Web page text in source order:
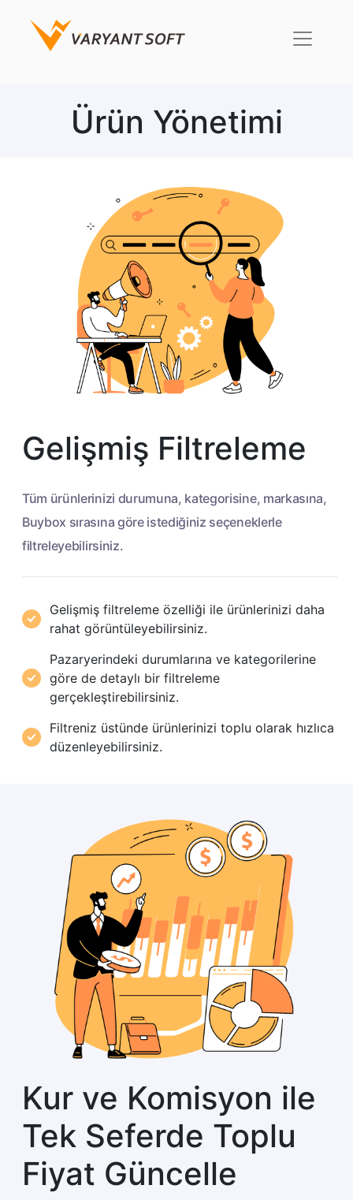
Ürün Yönetimi
Gelişmiş Filtreleme
Tüm ürünlerinizi durumuna, kategorisine, markasına,
Buybox sırasına göre istediğiniz seçeneklerle
filtreleyebilirsiniz.
Gelişmiş filtreleme özelliği ile ürünlerinizi daha
rahat görüntüleyebilirsiniz.
Pazaryerindeki durumlarına ve kategorilerine
göre de detaylı bir filtreleme
gerçekleştirebilirsiniz.
Filtreniz üstünde ürünlerinizi toplu olarak hızlıca
düzenleyebilirsiniz.
Kur ve Komisyon ile
Tek Seferde Toplu
Fiyat Güncelle